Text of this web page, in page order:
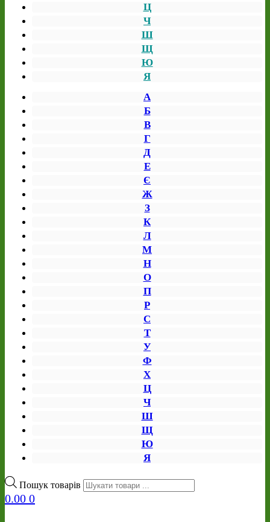
Ц
Ч
Ш
Щ
Ю
Я
А
Б
В
Г
Д
Е
Є
Ж
З
К
Л
М
Н
О
П
Р
С
Т
У
Ф
Х
Ц
Ч
Ш
Щ
Ю
Я
Пошук товарів
0.00 0